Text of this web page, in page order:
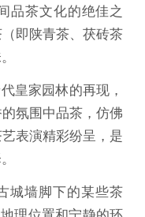
品茶文化的绝佳之
即陕青茶、茯砖茶
皇家园林的再现，
氛围中品茶，仿佛
表演精彩纷呈，是
城墙脚下的某些茶